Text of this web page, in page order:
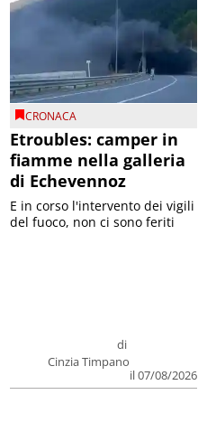
CRONACA
Etroubles: camper in
fiamme nella galleria
di Echevennoz
di
Cinzia Timpano
il 07/08/2026
E in corso l'intervento dei vigili
del fuoco, non ci sono feriti